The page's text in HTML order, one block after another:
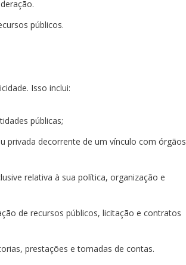
públicos.
Isso inclui:
públicas;
privada decorrente de um vínculo com órgãos
relativa à sua política, organização e
de recursos públicos, licitação e contratos
prestações e tomadas de contas.